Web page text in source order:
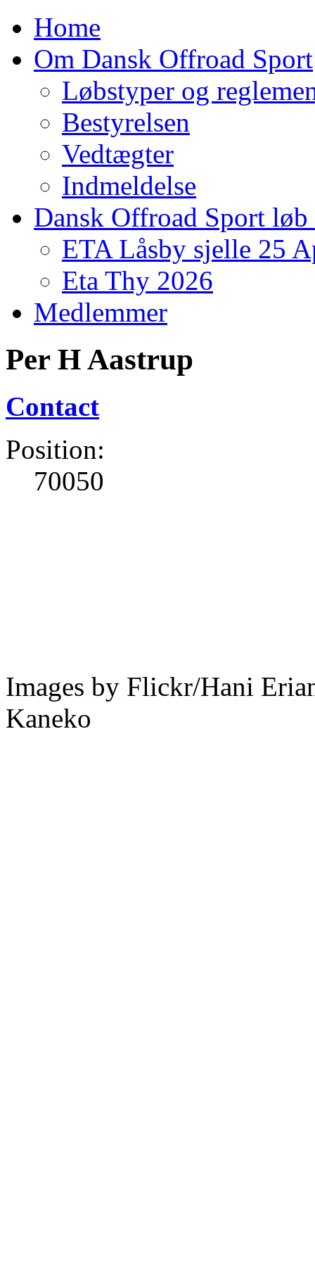
Home
Om Dansk Offroad Sport
Løbstyper og
Bestyrelsen
Vedtægter
Indmeldelse
Dansk Offroad Sport løb
ETA Låsby sjelle 25
Eta Thy 2026
Medlemmer
Per H Aastrup
Contact
Position:
70050
Images by Flickr/Hani
Kaneko